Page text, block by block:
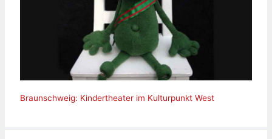
Braunschweig: Kindertheater im Kulturpunkt West